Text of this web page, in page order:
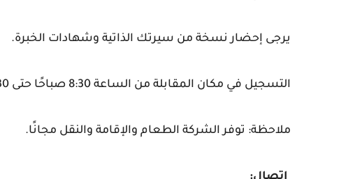
يرجى إحضار نسخة من سيرتك الذاتية وشهادات الخبرة.
التسجيل في مكان المقابلة من الساعة 8:30 صباحًا حتى 12:30 ظهرًا.
ملاحظة: توفر الشركة الطعام والإقامة والنقل مجانًا.